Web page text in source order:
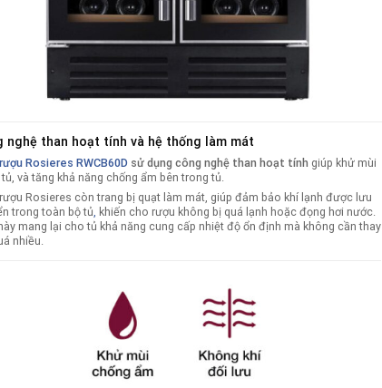
nghệ than hoạt tính và hệ thống làm mát
Rosieres RWCB60D sử dụng công nghệ than hoạt tính giúp khử mùi
và tăng khả năng chống ẩm bên trong tủ.
Rosieres còn trang bị quạt làm mát, giúp đảm bảo khí lạnh được lưu
trong toàn bộ tủ, khiến cho rượu không bị quá lạnh hoặc đọng hơi nước.
mang lại cho tủ khả năng cung cấp nhiệt độ ổn định mà không cần thay
nhiều.